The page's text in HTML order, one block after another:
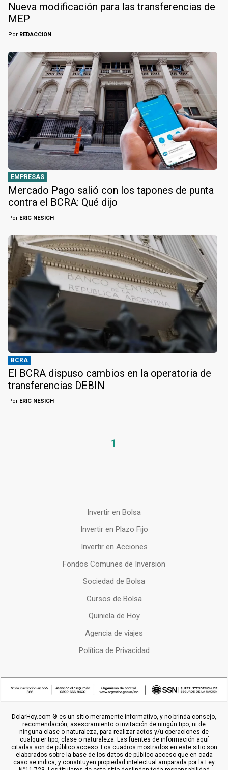
Nueva modificación para las transferencias de
MEP
Por REDACCION
EMPRESAS
Mercado Pago salió con los tapones de punta
contra el BCRA: Qué dijo
Por ERIC NESICH
BCRA
El BCRA dispuso cambios en la operatoria de
transferencias DEBIN
Por ERIC NESICH
1
Invertir en Bolsa
Invertir en Plazo Fijo
Invertir en Acciones
Fondos Comunes de Inversion
Sociedad de Bolsa
Cursos de Bolsa
Quiniela de Hoy
Agencia de viajes
Política de Privacidad
DolarHoy.com ® es un sitio meramente informativo, y no brinda consejo,
recomendación, asesoramiento o invitación de ningún tipo, ni de
ninguna clase o naturaleza, para realizar actos y/u operaciones de
cualquier tipo, clase o naturaleza. Las fuentes de información aquí
citadas son de público acceso. Los cuadros mostrados en este sitio son
elaborados sobre la base de los datos de público acceso que en cada
caso se indica, y constituyen propiedad intelectual amparada por la Ley